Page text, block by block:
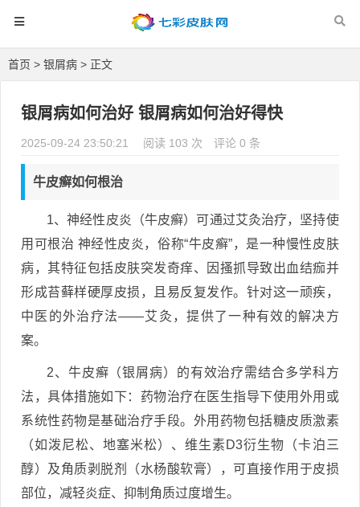
首页 > 银屑病 > 正文
银屑病如何治好 银屑病如何治好得快
2025-09-24 23:50:21 阅读 103 次 评论 0 条
牛皮癣如何根治
1、神经性皮炎（牛皮癣）可通过艾灸治疗，坚持使
用可根治 神经性皮炎，俗称“牛皮癣”，是一种慢性皮肤
病，其特征包括皮肤突发奇痒、因搔抓导致出血结痂并
形成苔藓样硬厚皮损，且易反复发作。针对这一顽疾，
中医的外治疗法——艾灸，提供了一种有效的解决方
案。
2、牛皮癣（银屑病）的有效治疗需结合多学科方
法，具体措施如下：药物治疗在医生指导下使用外用或
系统性药物是基础治疗手段。外用药物包括糖皮质激素
（如泼尼松、地塞米松）、维生素D3衍生物（卡泊三
醇）及角质剥脱剂（水杨酸软膏），可直接作用于皮损
部位，减轻炎症、抑制角质过度增生。